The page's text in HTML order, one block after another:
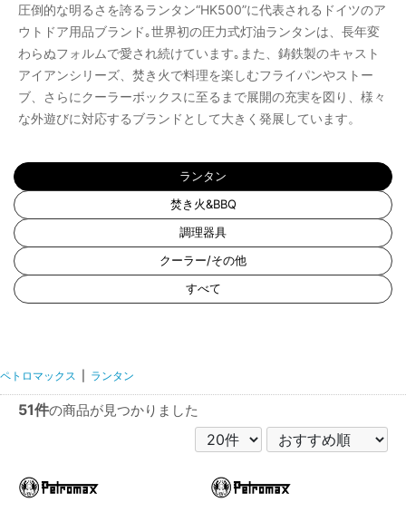
圧倒的な明るさを誇るランタン“HK500”に代表されるドイツのア
ウトドア用品ブランド｡世界初の圧力式灯油ランタンは、長年変
わらぬフォルムで愛され続けています｡また、鋳鉄製のキャスト
アイアンシリーズ、焚き火で料理を楽しむフライパンやストー
ブ、さらにクーラーボックスに至るまで展開の充実を図り、様々
な外遊びに対応するブランドとして大きく発展しています。
ランタン
焚き火&BBQ
調理器具
クーラー/その他
すべて
ペトロマックス ランタン
51件の商品が見つかりました